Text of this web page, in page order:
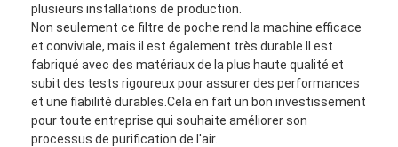
plusieurs installations de production.
Non seulement ce filtre de poche rend la machine efficace
et conviviale, mais il est également très durable.Il est
fabriqué avec des matériaux de la plus haute qualité et
subit des tests rigoureux pour assurer des performances
et une fiabilité durables.Cela en fait un bon investissement
pour toute entreprise qui souhaite améliorer son
processus de purification de l'air.